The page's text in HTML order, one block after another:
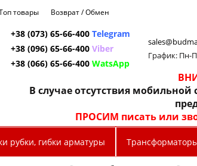
товары Возврат / Обмен
+38 (073) 65-66-400 Telegram
+38 (096) 65-66-400 Viber
+38 (066) 65-66-400 WatsApp
График: Пн-
В случае отсутствия
ПРОСИМ писать или
рубки, гибки арматуры